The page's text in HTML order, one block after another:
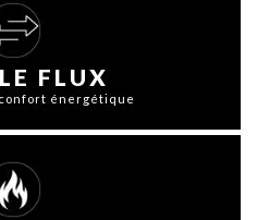
FLUX
énergétique